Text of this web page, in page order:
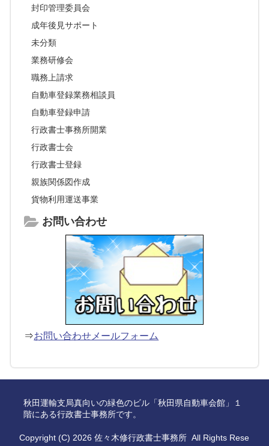
封印管理委員会
成年後見サポート
未分類
業務研修会
職務上請求
自動車登録業務相談員
自動車登録申請
行政書士事務所開業
行政書士会
行政書士登録
親族関係図作成
貨物利用運送事業
お問い合わせ
⇒お問い合わせメールフォーム
秋田運輸支局真向いの緑色のビル「秋田県自動車会館」１
階にある行政書士事務所です。
Copyright (C) 2026佐々木修行政書士事務所 All Rights Rese